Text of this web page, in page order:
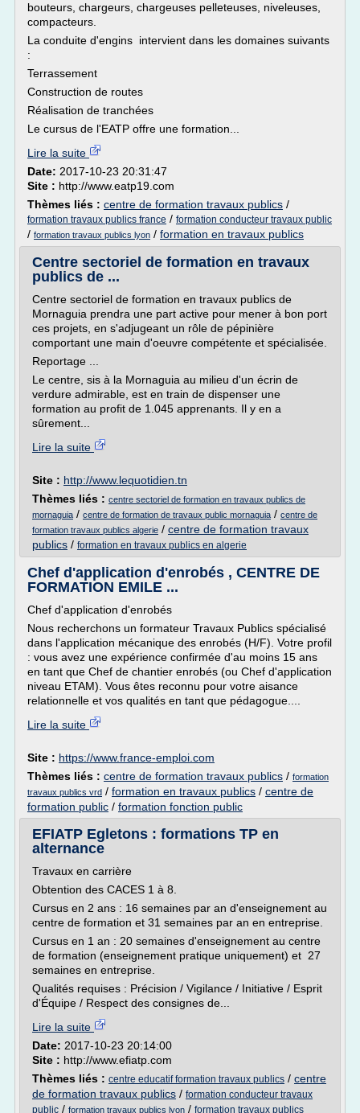
bouteurs, chargeurs, chargeuses pelleteuses, niveleuses,
compacteurs.
La conduite d'engins intervient dans les domaines suivants
:
Terrassement
Construction de routes
Réalisation de tranchées
Le cursus de l'EATP offre une formation...
Lire la suite
Date: 2017-10-23 20:31:47
Site : http://www.eatp19.com
Thèmes liés : centre de formation travaux publics /
formation travaux publics france / formation conducteur travaux public
/ formation travaux publics lyon / formation en travaux publics
Centre sectoriel de formation en travaux
publics de ...
Centre sectoriel de formation en travaux publics de
Mornaguia prendra une part active pour mener à bon port
ces projets, en s'adjugeant un rôle de pépinière
comportant une main d'oeuvre compétente et spécialisée.
Reportage ...
Le centre, sis à la Mornaguia au milieu d'un écrin de
verdure admirable, est en train de dispenser une
formation au profit de 1.045 apprenants. Il y en a
sûrement...
Lire la suite
Site : http://www.lequotidien.tn
Thèmes liés : centre sectoriel de formation en travaux publics de
mornaguia / centre de formation de travaux public mornaguia / centre de
formation travaux publics algerie / centre de formation travaux
publics / formation en travaux publics en algerie
Chef d'application d'enrobés , CENTRE DE
FORMATION EMILE ...
Chef d'application d'enrobés
Nous recherchons un formateur Travaux Publics spécialisé
dans l'application mécanique des enrobés (H/F). Votre profil
: vous avez une expérience confirmée d'au moins 15 ans
en tant que Chef de chantier enrobés (ou Chef d'application
niveau ETAM). Vous êtes reconnu pour votre aisance
relationnelle et vos qualités en tant que pédagogue....
Lire la suite
Site : https://www.france-emploi.com
Thèmes liés : centre de formation travaux publics / formation
travaux publics vrd / formation en travaux publics / centre de
formation public / formation fonction public
EFIATP Egletons : formations TP en
alternance
Travaux en carrière
Obtention des CACES 1 à 8.
Cursus en 2 ans : 16 semaines par an d'enseignement au
centre de formation et 31 semaines par an en entreprise.
Cursus en 1 an : 20 semaines d'enseignement au centre
de formation (enseignement pratique uniquement) et 27
semaines en entreprise.
Qualités requises : Précision / Vigilance / Initiative / Esprit
d'Équipe / Respect des consignes de...
Lire la suite
Date: 2017-10-23 20:14:00
Site : http://www.efiatp.com
Thèmes liés : centre educatif formation travaux publics / centre
de formation travaux publics / formation conducteur travaux
public / formation travaux publics lyon / formation travaux publics